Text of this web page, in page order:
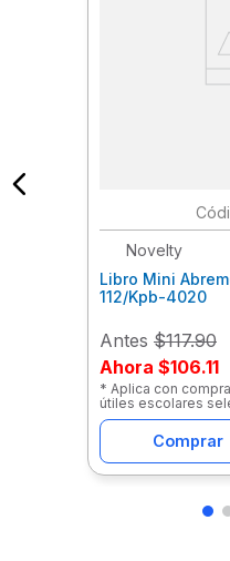
Novelty
Libro Mini
112/Kpb-4020
Antes $117.90
Ahora $106.11
* Aplica con
útiles escolares
Comprar